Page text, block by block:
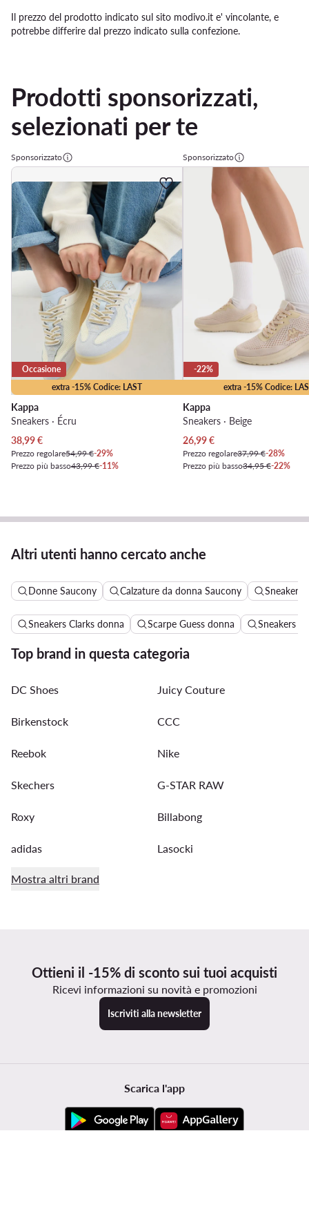
Il prezzo del prodotto indicato sul sito modivo.it e' vincolante, e
potrebbe differire dal prezzo indicato sulla confezione.
Prodotti sponsorizzati,
selezionati per te
Sponsorizzato
extra -15% Codice: LAST
Occasione
Kappa
Sneakers · Écru
Prezzo attuale
38,99€
Prezzo regolare54,99 €-29%
Prezzo più basso43,99 €-11%
Sponsorizzato
extra -15% Codice:
-22%
Kappa
Sneakers · Beige
Prezzo attuale
26,99€
Prezzo regolare37,99 €-28%
Prezzo più basso34,95 €-22%
Altri utenti hanno cercato anche
Donne Saucony Calzature da donna Saucony Sneakers
Sneakers Clarks donna Scarpe Guess donna Sneakers
Top brand in questa categoria
DC Shoes Juicy Couture
Birkenstock CCC
Reebok Nike
Skechers G-STAR RAW
Roxy Billabong
adidas Lasocki
Mostra altri brand
Ottieni il -15% di sconto sui tuoi acquisti
Ricevi informazioni su novità e promozioni
Iscriviti alla newsletter
Scarica l'app